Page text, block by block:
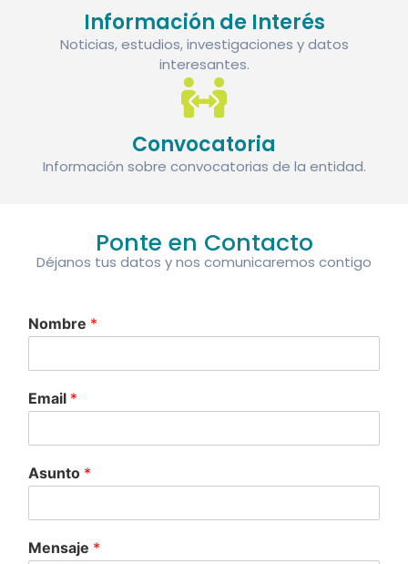
Información de Interés
Noticias, estudios, investigaciones y datos
interesantes.
Convocatoria
Información sobre convocatorias de la entidad.
Ponte en Contacto
Déjanos tus datos y nos comunicaremos contigo
Nombre *
Email *
Asunto *
Mensaje *